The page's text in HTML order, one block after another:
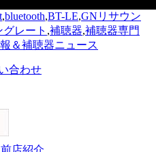
,bluetooth,BT-LE,GNリサウン
レート ,補聴器,補聴器専門
＆補聴器ニュース